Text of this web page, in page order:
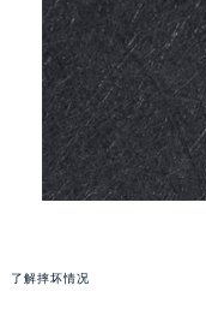
了解摔坏情况